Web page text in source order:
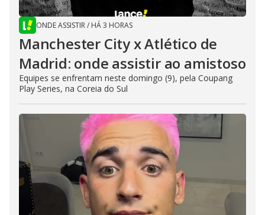
ONDE ASSISTIR/ HÁ 3 HORAS
Manchester City x Atlético de
Madrid: onde assistir ao amistoso
Equipes se enfrentam neste domingo (9), pela Coupang
Play Series, na Coreia do Sul